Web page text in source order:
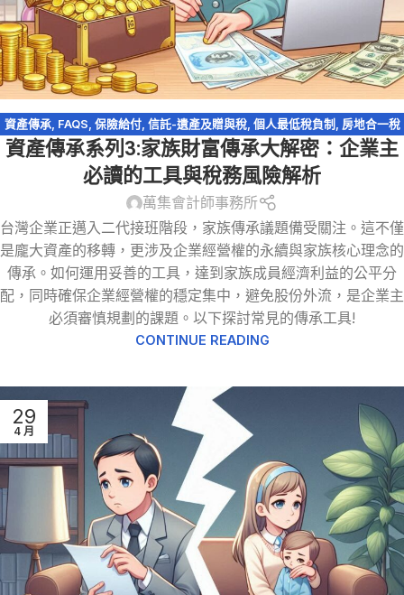
資產傳承, FAQS 保險給付, 信託-遺產及贈與稅, 個人最低稅負制
房地合一稅
2.0,輕鬆節稅,農地,遺產及贈與稅,遺產特留分,閉鎖型股份有限公司
資產傳承系列3:家族財富傳承大解密：企業主
必讀的工具與稅務風險解析
萬集會計師事務所
台灣企業正邁入二代接班階段，家族傳承議題備受關注。這不僅
是龐大資產的移轉，更涉及企業經營權的永續與家族核心理念的
傳承。如何運用妥善的工具，達到家族成員經濟利益的公平分
配，同時確保企業經營權的穩定集中，避免股份外流，是企業主
必須審慎規劃的課題。以下探討常見的傳承工具!
CONTINUE READING
29
4 月